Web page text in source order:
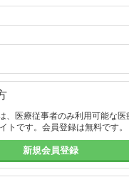
、医療従事者のみ利用可能な医
トです。会員登録は無料です。
新規会員登録